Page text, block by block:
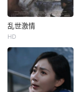
乱世激情
HD